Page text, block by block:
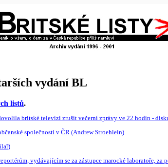
vydání BL
listů.
britské televizi zrušit večerní zprávy ve 22 hodin -
společnosti v ČR (Andrew Stroehlein)
vydávajícím se za zástupce marocké laboratoře,